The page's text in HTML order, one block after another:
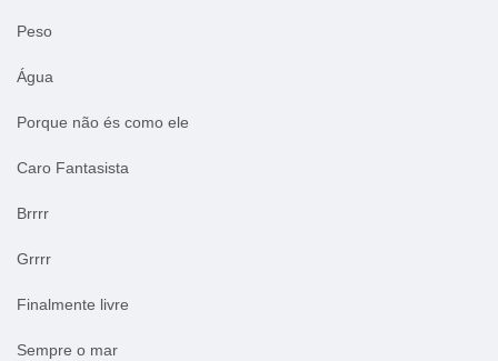
Peso
Água
Porque não és como ele
Caro Fantasista
Brrrr
Grrrr
Finalmente livre
Sempre o mar